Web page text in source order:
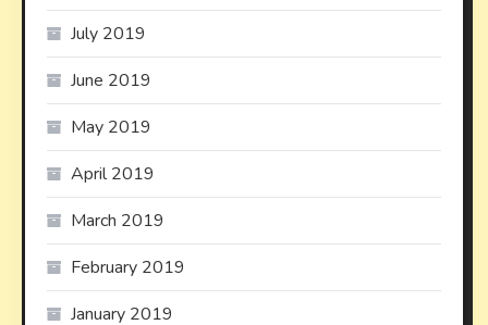
July 2019
June 2019
May 2019
April 2019
March 2019
February 2019
January 2019